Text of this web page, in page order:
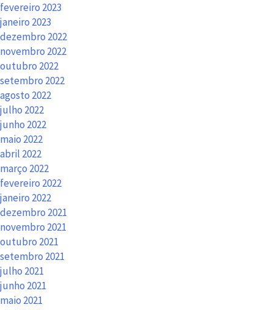
fevereiro 2023
janeiro 2023
dezembro 2022
novembro 2022
outubro 2022
setembro 2022
agosto 2022
julho 2022
junho 2022
maio 2022
abril 2022
março 2022
fevereiro 2022
janeiro 2022
dezembro 2021
novembro 2021
outubro 2021
setembro 2021
julho 2021
junho 2021
maio 2021